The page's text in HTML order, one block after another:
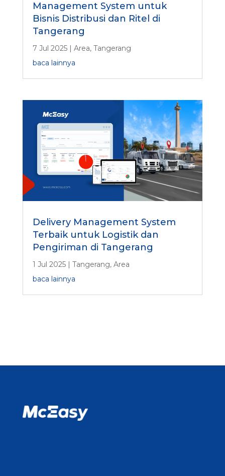
Management System untuk
Bisnis Distribusi dan Ritel di
Tangerang
7 Jul 2025| Area, Tangerang
baca lainnya
Delivery Management System
Terbaik untuk Logistik dan
Pengiriman di Tangerang
1 Jul 2025| Tangerang, Area
baca lainnya